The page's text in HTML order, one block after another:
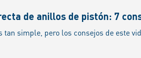
de anillos de pistón: 7